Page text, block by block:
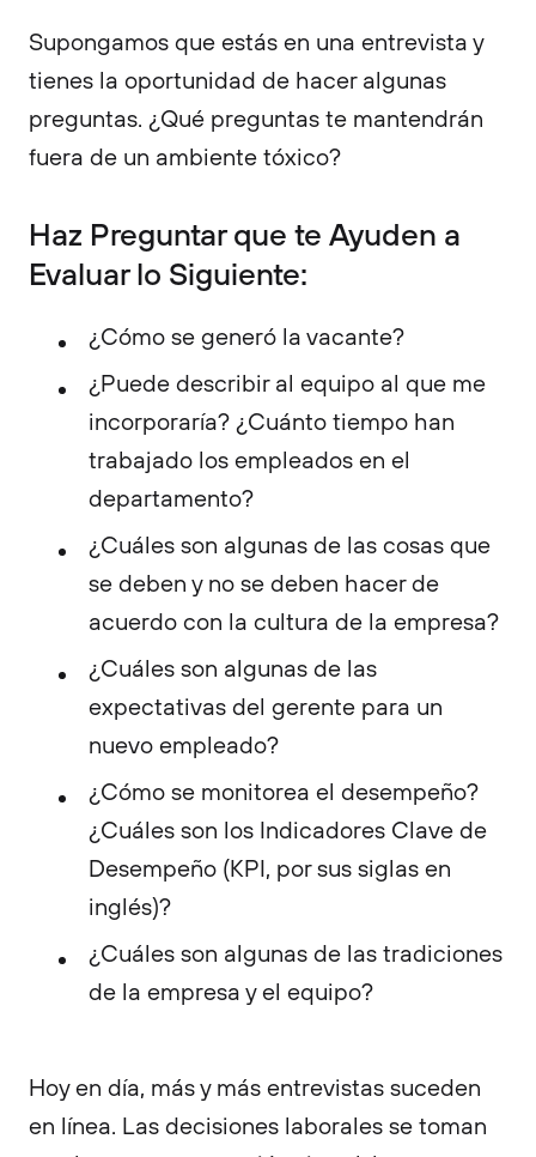
Supongamos que estás en una entrevista y
tienes la oportunidad de hacer algunas
preguntas. ¿Qué preguntas te mantendrán
fuera de un ambiente tóxico?
Haz Preguntar que te Ayuden a
Evaluar lo Siguiente:
¿Cómo se generó la vacante?
¿Puede describir al equipo al que me
incorporaría? ¿Cuánto tiempo han
trabajado los empleados en el
departamento?
¿Cuáles son algunas de las cosas que
se deben y no se deben hacer de
acuerdo con la cultura de la empresa?
¿Cuáles son algunas de las
expectativas del gerente para un
nuevo empleado?
¿Cómo se monitorea el desempeño?
¿Cuáles son los Indicadores Clave de
Desempeño (KPI, por sus siglas en
inglés)?
¿Cuáles son algunas de las tradiciones
de la empresa y el equipo?
Hoy en día, más y más entrevistas suceden
en línea. Las decisiones laborales se toman